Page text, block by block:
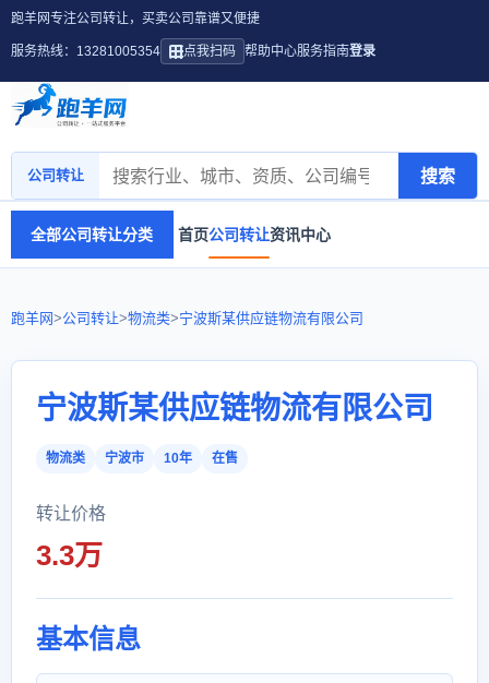
跑羊网专注公司转让，买卖公司靠谱又便捷
服务热线：13281005354 点我扫码 帮助中心服务指南登录
公司转让 搜索
全部公司转让分类 首页公司转让资讯中心
跑羊网>公司转让>物流类>宁波斯某供应链物流有限公司
宁波斯某供应链物流有限公司
物流类 宁波市 10年 在售
转让价格
3.3万
基本信息